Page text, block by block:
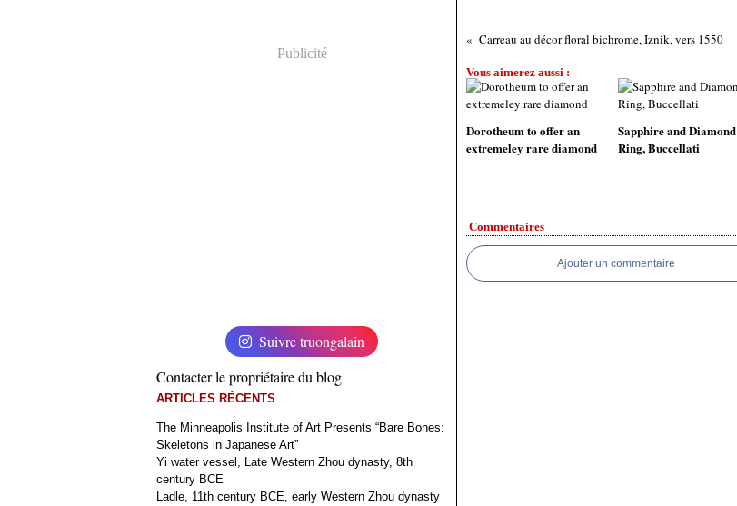
Publicité
Suivre truongalain
Contacter le propriétaire du blog
ARTICLES RÉCENTS
The Minneapolis Institute of Art Presents “Bare Bones:
Skeletons in Japanese Art”
Yi water vessel, Late Western Zhou dynasty, 8th
century BCE
Ladle, 11th century BCE, early Western Zhou dynasty
Carreau au décor floral bichrome, Iznik, vers 1550
Vous aimerez aussi :
Dorotheum to offer an
extremeley rare diamond
Sapphire and Diamond
Ring, Buccellati
Commentaires
Ajouter un commentaire